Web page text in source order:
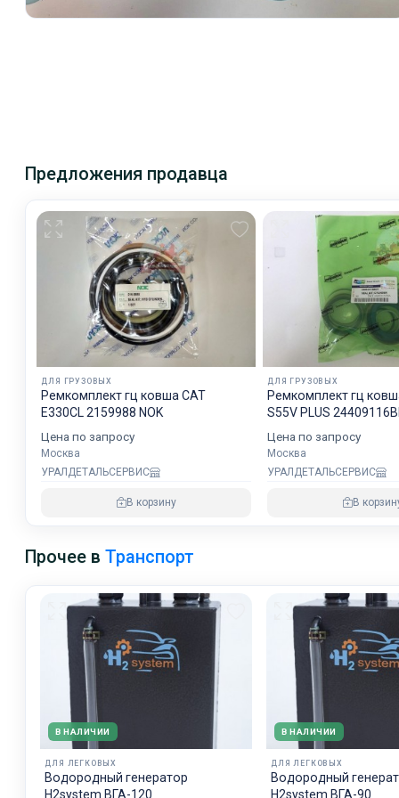
Предложения продавца
ДЛЯ ГРУЗОВЫХ
Ремкомплект гц ковша CAT
E330CL 2159988 NOK
Цена по запросу
Москва
УРАЛДЕТАЛЬСЕРВИС
В корзину
ДЛЯ ГРУЗОВЫХ
Ремкомплект гц
S55V PLUS
Цена по запросу
Москва
УРАЛДЕТАЛЬСЕРВИС
В
Прочее вТранспорт
В НАЛИЧИИ
ДЛЯ ЛЕГКОВЫХ
Водородный генератор
H2system ВГА-120
В НАЛИЧИИ
ДЛЯ ЛЕГКОВЫХ
Водородный
H2system ВГА-90